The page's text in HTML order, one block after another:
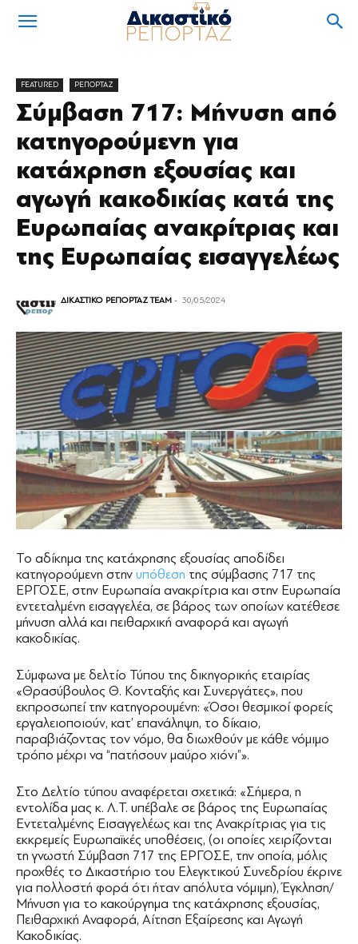
FEATURED ΡΕΠΟΡΤΑΖ
Σύμβαση 717: Μήνυση από
κατηγορούμενη για
κατάχρηση εξουσίας και
αγωγή κακοδικίας κατά της
Ευρωπαίας ανακρίτριας και
της Ευρωπαίας εισαγγελέως
ΔΙΚΑΣΤΙΚΟ ΡΕΠΟΡΤΑΖ TEAM - 30/05/2024
Το αδίκημα της κατάχρησης εξουσίας αποδίδει
κατηγορούμενη στην υπόθεση της σύμβασης 717 της
ΕΡΓΟΣΕ, στην Ευρωπαία ανακρίτρια και στην Ευρωπαία
εντεταλμένη εισαγγελέα, σε βάρος των οποίων κατέθεσε
μήνυση αλλά και πειθαρχική αναφορά και αγωγή
κακοδικίας.
Σύμφωνα με δελτίο Τύπου της δικηγορικής εταιρίας
«Θρασύβουλος Θ. Κονταξής και Συνεργάτες», που
εκπροσωπεί την κατηγορουμένη: «Όσοι θεσμικοί φορείς
εργαλειοποιούν, κατ’ επανάληψη, το δίκαιο,
παραβιάζοντας τον νόμο, θα διωχθούν με κάθε νόμιμο
τρόπο μέχρι να “πατήσουν μαύρο χιόνι”».
Στο Δελτίο τύπου αναφέρεται σχετικά: «Σήμερα, η
εντολίδα μας κ. Λ.Τ. υπέβαλε σε βάρος της Ευρωπαίας
Εντεταλμένης Εισαγγελέως και της Ανακρίτριας για τις
εκκρεμείς Ευρωπαϊκές υποθέσεις, (οι οποίες χειρίζονται
τη γνωστή Σύμβαση 717 της ΕΡΓΟΣΕ, την οποία, μόλις
προχθές το Δικαστήριο του Ελεγκτικού Συνεδρίου έκρινε
για πολλοστή φορά ότι ήταν απόλυτα νόμιμη), Έγκληση/
Μήνυση για το κακούργημα της κατάχρησης εξουσίας,
Πειθαρχική Αναφορά, Αίτηση Εξαίρεσης και Αγωγή
Κακοδικίας.